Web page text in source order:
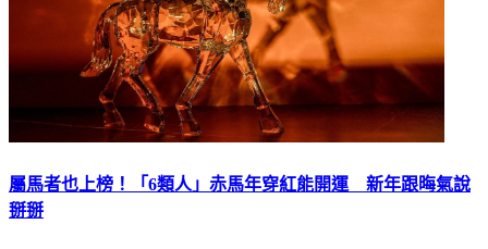
屬馬者也上榜！「6類人」赤馬年穿紅能開運 新年跟晦氣說
掰掰